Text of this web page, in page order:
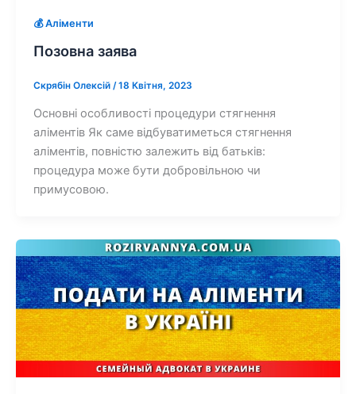
💰 Аліменти
Позовна заява
Скрябін Олексій /18 Квітня, 2023
Основні особливості процедури стягнення
аліментів Як саме відбуватиметься стягнення
аліментів, повністю залежить від батьків:
процедура може бути добровільною чи
примусовою.